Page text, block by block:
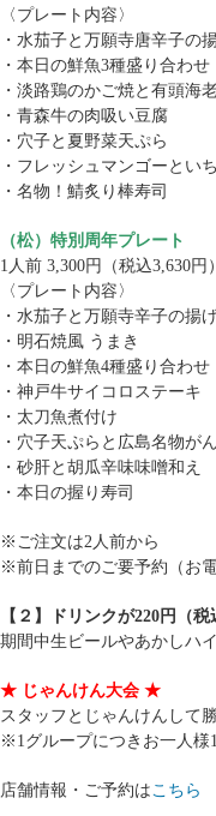
〈プレート内容〉
・水茄子と万願寺唐辛子の
・本日の鮮魚3種盛り合わせ
・淡路鶏のかご焼と有頭海
・青森牛の肉吸い豆腐
・穴子と夏野菜天ぷら
・フレッシュマンゴーとい
・名物！鯖炙り棒寿司
（松）特別周年プレート
1人前 3,300円（税込3,630円）
〈プレート内容〉
・水茄子と万願寺辛子の揚
・明石焼風 うまき
・本日の鮮魚4種盛り合わせ
・神戸牛サイコロステーキ
・太刀魚煮付け
・穴子天ぷらと広島名物が
・砂肝と胡瓜辛味味噌和え
・本日の握り寿司
※ご注文は2人前から
※前日までのご要予約（お
【２】ドリンクが220円（税
期間中生ビールやあかしハ
★ じゃんけん大会 ★
スタッフとじゃんけんして
※1グループにつきお一人様
店舗情報・ご予約はこちら